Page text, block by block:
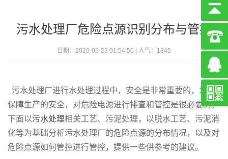
污水处理厂危险点源识别分布与管控
日期：2020-05-23 01:54:50 | 人气： 1845
污水处理厂进行水处理过程中，安全是非常重要的，为了
保障生产的安全，对危险电源进行排查和管控是很必要的。
下面以污水处理相关工艺、污泥处理，以脱水工艺、污泥消
化等为基础分析污水处理厂的危险点源的分布情况，以及对
危险点源如何管控进行管控，提供一些供参考的建议。